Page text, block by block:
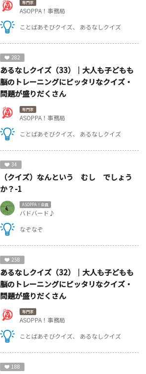
専門家
ASOPPA！事務局
ことばあそびクイズ
あるなしクイズ
282
あるなしクイズ（33）｜大人も子どもも
脳のトレーニングにピッタリなクイズ・
問題が盛りだくさん
専門家
ASOPPA！事務局
ことばあそびクイズ
あるなしクイズ
34
（クイズ）なんという むし でしょう
か？-1
ASOPPA！会員
バドバード♪
なぞなぞ
258
あるなしクイズ（32）｜大人も子どもも
脳のトレーニングにピッタリなクイズ・
問題が盛りだくさん
専門家
ASOPPA！事務局
ことばあそびクイズ
あるなしクイズ
188